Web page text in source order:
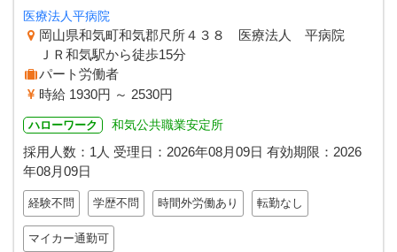
医療法人平病院
岡山県和気町和気郡尺所４３８ 医療法人 平病院
ＪＲ和気駅から徒歩15分
パート労働者
時給 1930円 ～ 2530円
ハローワーク 和気公共職業安定所
採用人数：1人 受理日： 2026年08月09日 有効期限： 2026
年08月09日
経験不問 学歴不問 時間外労働あり 転勤なし
マイカー通勤可